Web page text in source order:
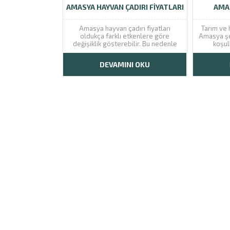
AMASYA HAYVAN ÇADIRI FIYATLARI
Amasya hayvan çadırı fiyatları
oldukça farklı etkenlere göre
değişiklik gösterebilir. Bu nedenle
de çadır alacak kişilerin firmamızı
önerilmektedir. Beslenilen hayvan
türüne göre değişiklik gösteren
DEVAMINI OKU
Tarım
Amasya
birçok